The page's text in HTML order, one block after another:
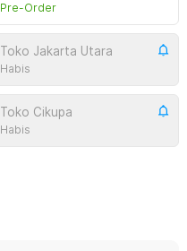
Pre-Order
Toko Jakarta Utara
Habis
Toko Cikupa
Habis